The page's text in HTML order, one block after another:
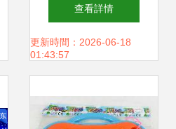
遇上日常生活美學
查看詳情
更新時間：2026-06-18
01:43:57